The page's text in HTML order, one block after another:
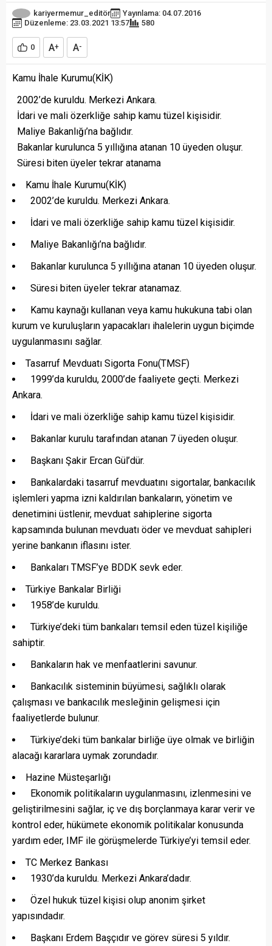
kariyermemur_editör
Yayınlama: 04.07.2016
Düzenleme: 23.03.2021 13:57
580
0 A+ A-
Kamu İhale Kurumu(KİK)
2002’de kuruldu. Merkezi Ankara.
İdari ve mali özerkliğe sahip kamu tüzel kişisidir.
Maliye Bakanlığı’na bağlıdır.
Bakanlar kurulunca 5 yıllığına atanan 10 üyeden oluşur.
Süresi biten üyeler tekrar atanama
Kamu İhale Kurumu(KİK)
2002’de kuruldu. Merkezi Ankara.
İdari ve mali özerkliğe sahip kamu tüzel kişisidir.
Maliye Bakanlığı’na bağlıdır.
Bakanlar kurulunca 5 yıllığına atanan 10 üyeden oluşur.
Süresi biten üyeler tekrar atanamaz.
Kamu kaynağı kullanan veya kamu hukukuna tabi olan
kurum ve kuruluşların yapacakları ihalelerin uygun biçimde
uygulanmasını sağlar.
Tasarruf Mevduatı Sigorta Fonu(TMSF)
1999’da kuruldu, 2000’de faaliyete geçti. Merkezi
Ankara.
İdari ve mali özerkliğe sahip kamu tüzel kişisidir.
Bakanlar kurulu tarafından atanan 7 üyeden oluşur.
Başkanı Şakir Ercan Gül’dür.
Bankalardaki tasarruf mevduatını sigortalar, bankacılık
işlemleri yapma izni kaldırılan bankaların, yönetim ve
denetimini üstlenir, mevduat sahiplerine sigorta
kapsamında bulunan mevduatı öder ve mevduat sahipleri
yerine bankanın iflasını ister.
Bankaları TMSF’ye BDDK sevk eder.
Türkiye Bankalar Birliği
1958’de kuruldu.
Türkiye’deki tüm bankaları temsil eden tüzel kişiliğe
sahiptir.
Bankaların hak ve menfaatlerini savunur.
Bankacılık sisteminin büyümesi, sağlıklı olarak
çalışması ve bankacılık mesleğinin gelişmesi için
faaliyetlerde bulunur.
Türkiye’deki tüm bankalar birliğe üye olmak ve birliğin
alacağı kararlara uymak zorundadır.
Hazine Müsteşarlığı
Ekonomik politikaların uygulanmasını, izlenmesini ve
geliştirilmesini sağlar, iç ve dış borçlanmaya karar verir ve
kontrol eder, hükümete ekonomik politikalar konusunda
yardım eder, IMF ile görüşmelerde Türkiye’yi temsil eder.
TC Merkez Bankası
1930’da kuruldu. Merkezi Ankara’dadır.
Özel hukuk tüzel kişisi olup anonim şirket
yapısındadır.
Başkanı Erdem Başçıdır ve görev süresi 5 yıldır.